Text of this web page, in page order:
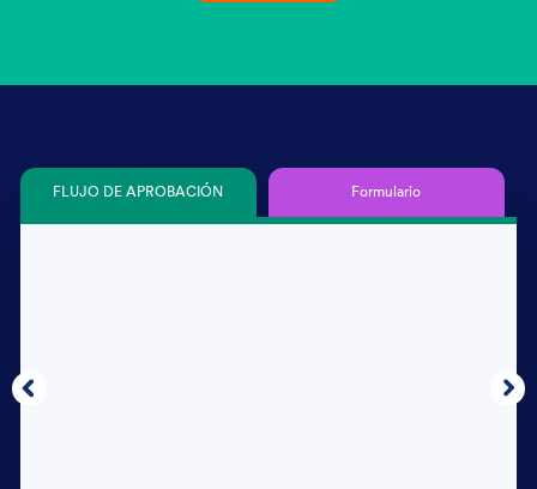
FLUJO DE APROBACIÓN Formulario